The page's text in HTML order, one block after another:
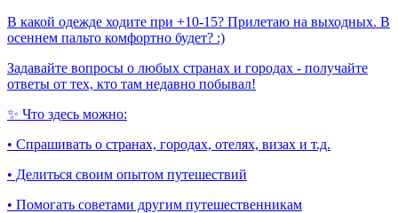
В какой одежде ходите при +10-15? Прилетаю на выходных. В
осеннем пальто комфортно будет? :)
Задавайте вопросы о любых странах и городах - получайте
ответы от тех, кто там недавно побывал!
✨ Что здесь можно:
• Спрашивать о странах, городах, отелях, визах и т.д.
• Делиться своим опытом путешествий
• Помогать советами другим путешественникам